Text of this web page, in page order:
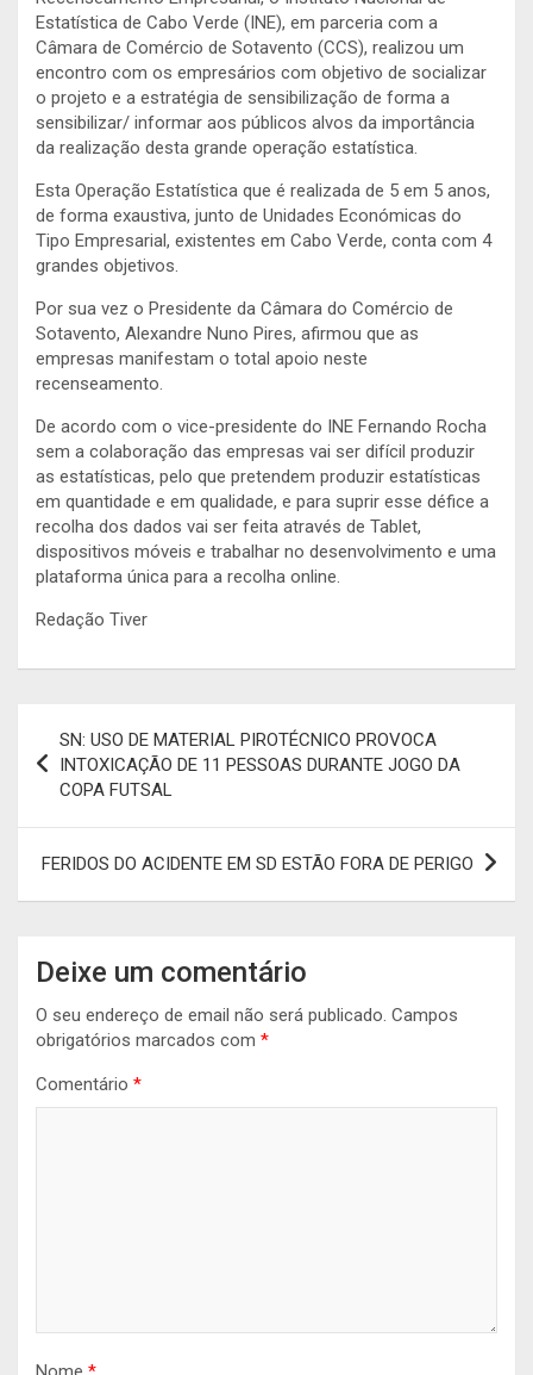
Estatística de Cabo Verde (INE), em parceria com a
Câmara de Comércio de Sotavento (CCS), realizou um
encontro com os empresários com objetivo de socializar
o projeto e a estratégia de sensibilização de forma a
sensibilizar/ informar aos públicos alvos da importância
da realização desta grande operação estatística.
Esta Operação Estatística que é realizada de 5 em 5 anos,
de forma exaustiva, junto de Unidades Económicas do
Tipo Empresarial, existentes em Cabo Verde, conta com 4
grandes objetivos.
Por sua vez o Presidente da Câmara do Comércio de
Sotavento, Alexandre Nuno Pires, afirmou que as
empresas manifestam o total apoio neste
recenseamento.
De acordo com o vice-presidente do INE Fernando Rocha
sem a colaboração das empresas vai ser difícil produzir
as estatísticas, pelo que pretendem produzir estatísticas
em quantidade e em qualidade, e para suprir esse défice a
recolha dos dados vai ser feita através de Tablet,
dispositivos móveis e trabalhar no desenvolvimento e uma
plataforma única para a recolha online.
Redação Tiver
de
artigos
SN: USO DE MATERIAL PIROTÉCNICO PROVOCA
INTOXICAÇÃO DE 11 PESSOAS DURANTE JOGO DA
COPA FUTSAL
FERIDOS DO ACIDENTE EM SD ESTÃO FORA DE PERIGO
Deixe um comentário
O seu endereço de email não será publicado. Campos
obrigatórios marcados com *
Comentário *